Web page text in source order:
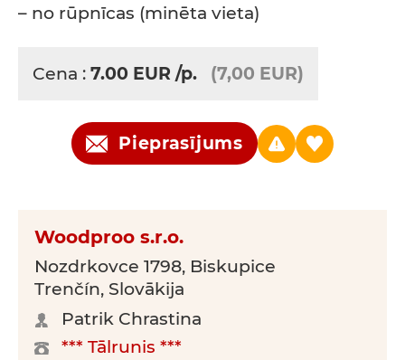
– no rūpnīcas (minēta vieta)
Cena : 7.00 EUR /p. (7,00 EUR)
Pieprasījums
Woodproo s.r.o.
Nozdrkovce 1798, Biskupice
Trenčín, Slovākija
Patrik Chrastina
*** Tālrunis ***